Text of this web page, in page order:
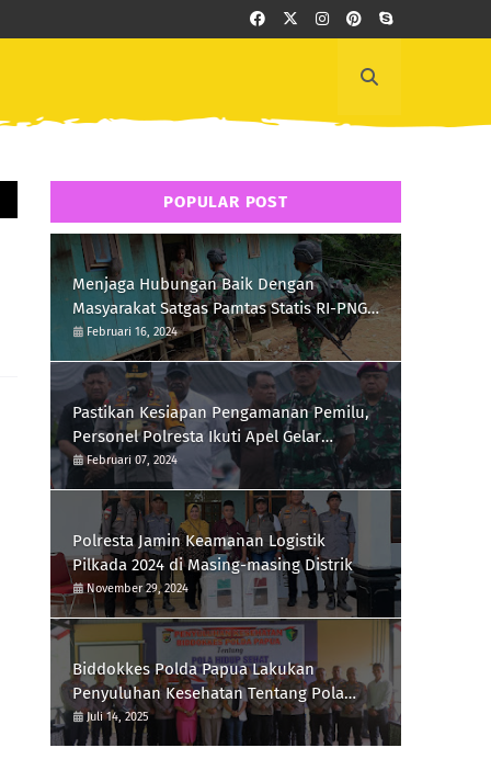
POPULAR POST
Menjaga Hubungan Baik Dengan
Masyarakat Satgas Pamtas Statis RI-PNG
Yonif 111/KB Melaksanakan Silaturrahmi
Februari 16, 2024
Pastikan Kesiapan Pengamanan Pemilu,
Personel Polresta Ikuti Apel Gelar
Pasukan Hari Ini
Februari 07, 2024
Polresta Jamin Keamanan Logistik
Pilkada 2024 di Masing-masing Distrik
November 29, 2024
Biddokkes Polda Papua Lakukan
Penyuluhan Kesehatan Tentang Pola
Hidup Sehat Di Polres Supiori
Juli 14, 2025